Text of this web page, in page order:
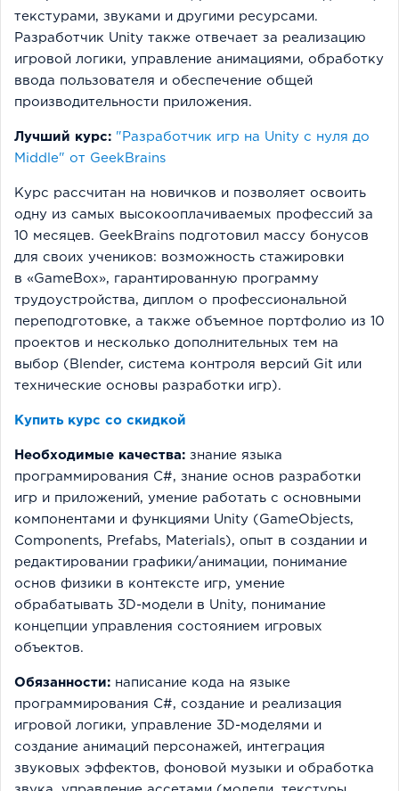
текстурами, звуками и другими ресурсами.
Разработчик Unity также отвечает за реализацию
игровой логики, управление анимациями, обработку
ввода пользователя и обеспечение общей
производительности приложения.
Лучший курс: "Разработчик игр на Unity с нуля до
Middle" от GeekBrains
Курс рассчитан на новичков и позволяет освоить
одну из самых высокооплачиваемых профессий за
10 месяцев. GeekBrains подготовил массу бонусов
для своих учеников: возможность стажировки
в «GameBox», гарантированную программу
трудоустройства, диплом о профессиональной
переподготовке, а также объемное портфолио из 10
проектов и несколько дополнительных тем на
выбор (Blender, система контроля версий Git или
технические основы разработки игр).
Купить курс со скидкой
Необходимые качества: знание языка
программирования С#, знание основ разработки
игр и приложений, умение работать с основными
компонентами и функциями Unity (GameObjects,
Components, Prefabs, Materials), опыт в создании и
редактировании графики/анимации, понимание
основ физики в контексте игр, умение
обрабатывать 3D-модели в Unity, понимание
концепции управления состоянием игровых
объектов.
Обязанности: написание кода на языке
программирования C#, создание и реализация
игровой логики, управление 3D-моделями и
создание анимаций персонажей, интеграция
звуковых эффектов, фоновой музыки и обработка